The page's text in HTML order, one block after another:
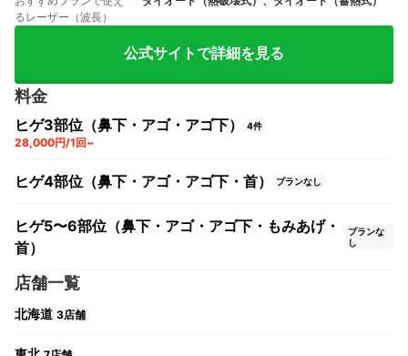
るレーザー（波長）
公式サイトで詳細を見る
料金
ヒゲ3部位（鼻下・アゴ・アゴ下） 4件
28,000円/1回~
ヒゲ4部位（鼻下・アゴ・アゴ下・首） プランなし
ヒゲ5〜6部位（鼻下・アゴ・アゴ下・もみあげ・
首）
プランな
し
店舗一覧
北海道 3店舗